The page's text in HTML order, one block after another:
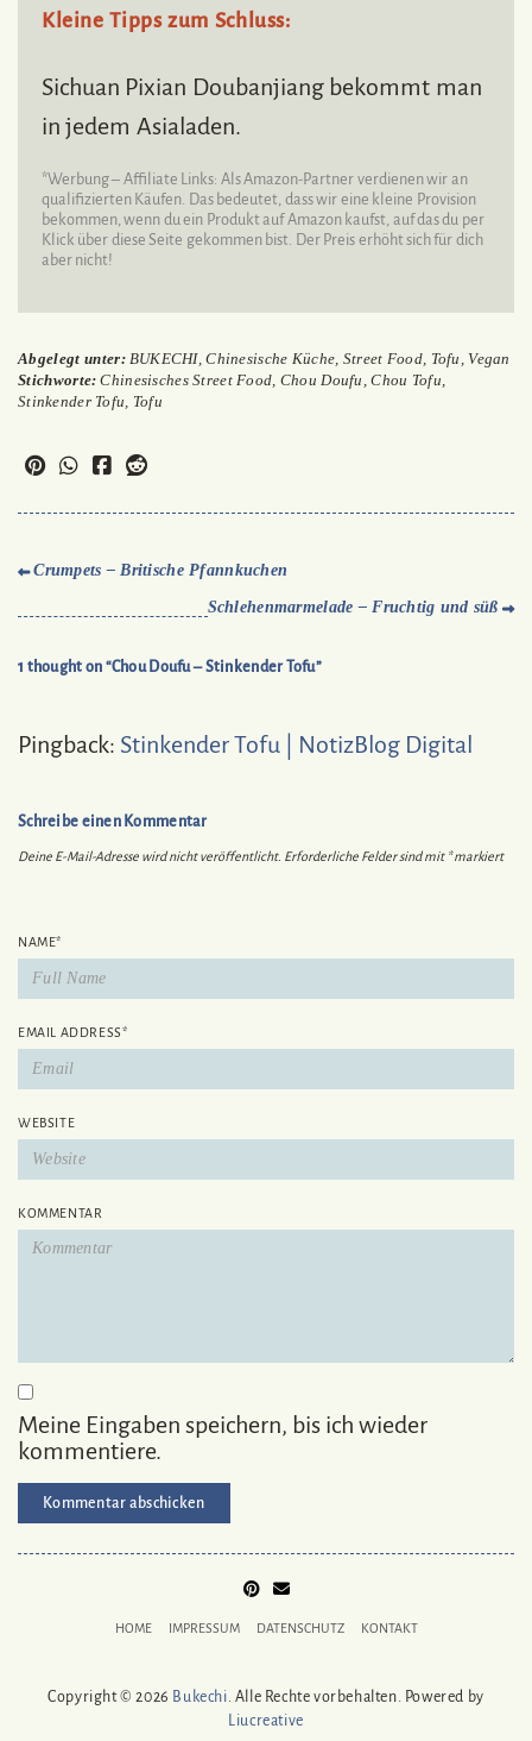
Kleine Tipps zum Schluss:
Sichuan Pixian Doubanjiang bekommt man
in jedem Asialaden.
*Werbung – Affiliate Links: Als Amazon-Partner verdienen wir an
qualifizierten Käufen. Das bedeutet, dass wir eine kleine Provision
bekommen, wenn du ein Produkt auf Amazon kaufst, auf das du per
Klick über diese Seite gekommen bist. Der Preis erhöht sich für dich
aber nicht!
Abgelegt unter: BUKECHI,Chinesische Küche, Street Food, Tofu , Vegan
Stichworte: Chinesisches Street Food, Chou Doufu ,Chou Tofu,
Stinkender Tofu, Tofu
Crumpets – Britische Pfannkuchen
Schlehenmarmelade – Fruchtig und süß
1 thought on “Chou Doufu – Stinkender Tofu”
Pingback: Stinkender Tofu | NotizBlog Digital
Schreibe einen Kommentar
Deine E-Mail-Adresse wird nicht veröffentlicht. Erforderliche Felder sind mit *markiert
NAME*
EMAIL ADDRESS*
WEBSITE
KOMMENTAR
Meine Eingaben speichern, bis ich wieder
kommentiere.
TO
HOME IMPRESSUM DATENSCHUTZ KONTAKT
Copyright © 2026 Bukechi. Alle Rechte vorbehalten. Powered by
Liucreative